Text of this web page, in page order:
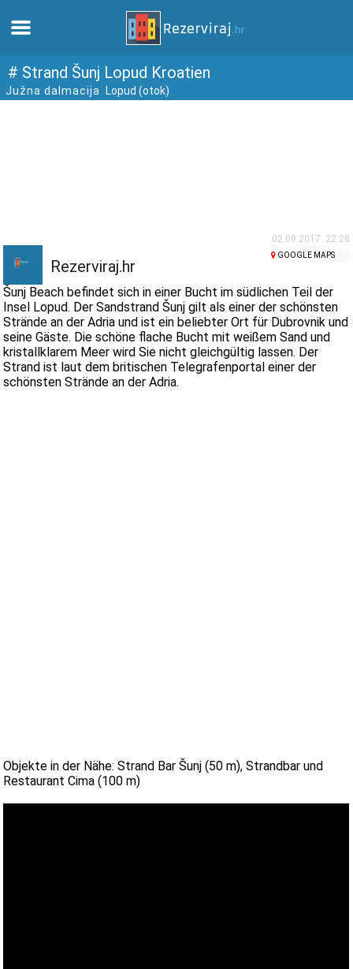
Zuhause
webcams
Treffen Sie Kroatien
museen
# Strand Šunj Lopud Kroatien
Južna dalmacija Lopud (otok)
02.09.2017. 22:28
Rezerviraj.hr
GOOGLE MAPS
Šunj Beach befindet sich in einer Bucht im südlichen Teil der
Insel Lopud. Der Sandstrand Šunj gilt als einer der schönsten
Strände an der Adria und ist ein beliebter Ort für Dubrovnik und
seine Gäste. Die schöne flache Bucht mit weißem Sand und
kristallklarem Meer wird Sie nicht gleichgültig lassen. Der
Strand ist laut dem britischen Telegrafenportal einer der
schönsten Strände an der Adria.
Objekte in der Nähe: Strand Bar Šunj (50 m), Strandbar und
Restaurant Cima (100 m)